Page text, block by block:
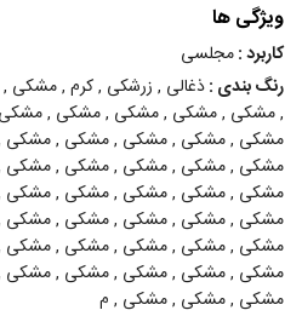
ویژگی ها
کاربرد :مجلسی
رنگ بندی :ذغالی , زرشکی , کرم ,
, مشکی , مشکی , مشکی , مشکی ,
مشکی , مشکی , مشکی , مشکی ,
مشکی , مشکی , مشکی , مشکی ,
مشکی , مشکی , مشکی , مشکی ,
مشکی , مشکی , مشکی , مشکی ,
مشکی , مشکی , مشکی , مشکی ,
مشکی , مشکی , مشکی , مشکی ,
مشکی , مشکی , مشکی , م